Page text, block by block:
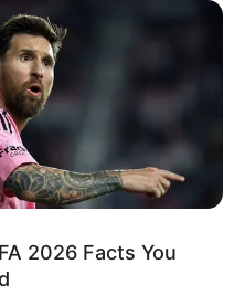
2026 Facts You